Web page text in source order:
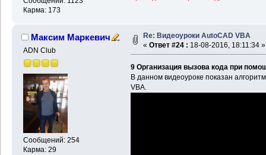
Карма: 173
Максим Маркевич
ADN Club
Сообщений: 254
Карма: 29
Re: Видеоуроки AutoCAD VBA
« Ответ #24 : 18-08-2016, 18:11:34 »
9 Организация вызова кода при
В данном видеоуроке показан
VBA.